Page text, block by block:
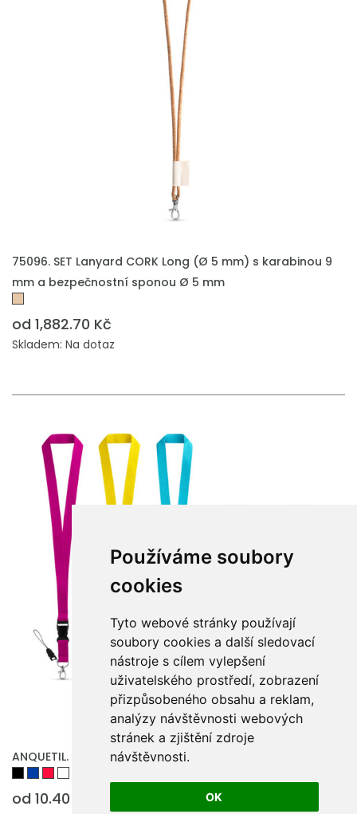
Používáme soubory
cookies
Tyto webové stránky používají
soubory cookies a další sledovací
nástroje s cílem vylepšení
uživatelského prostředí, zobrazení
přizpůsobeného obsahu a reklam,
analýzy návštěvnosti webových
stránek a zjištění zdroje
návštěvnosti.
OK
75096. SET Lanyard CORK Long (Ø 5 mm) s karabinou 9
mm a bezpečnostní sponou Ø 5 mm
od 1,882.70 Kč
Skladem: Na dotaz
ANQUETIL. Polyesterová šňůrka s kovovou karabinou
od 10.40 Kč